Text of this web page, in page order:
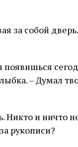
за собой
– Думал
и ничто
рукописи?